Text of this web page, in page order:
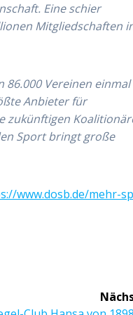
Eine schier
Mitgliedschaften
Vereinen einmal
Anbieter für
zukünftigen
Sport bringt große
www.dosb.de/mehr-